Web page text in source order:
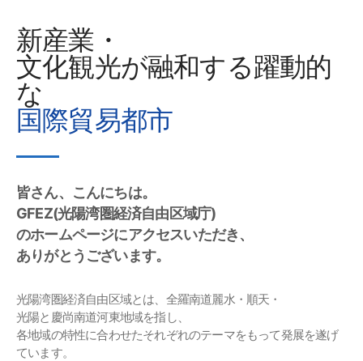
新産業・
文化観光が融和する躍動的
な
国際貿易都市
皆さん、こんにちは。
GFEZ(光陽湾圏経済自由区域庁)
のホームページにアクセスいただき、
ありがとうございます。
光陽湾圏経済自由区域とは、全羅南道麗水・順天・
光陽と慶尚南道河東地域を指し、
各地域の特性に合わせたそれぞれのテーマをもって発展を遂げ
ています。